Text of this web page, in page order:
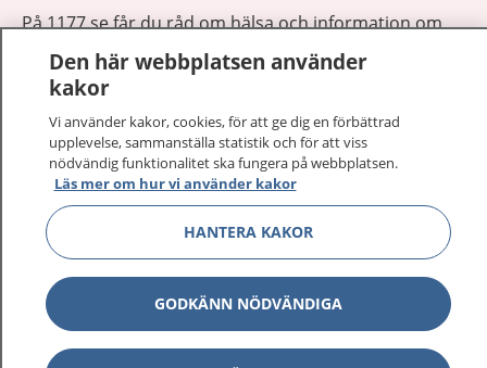
På 1177.se får du råd om hälsa och information om
sjukdomar och vilka mottagningar du kan kontakta.
Logga in för att läsa din journal och göra dina
vårdärenden. Ring telefonnummer 1177 för
sjukvårdsrådgivning dygnet runt.
1177 ger dig råd när du vill må bättre.
1177 på flera språk Visa
Om 1177 Visa
Den här webbplatsen använder
kakor
Vi använder kakor, cookies, för att ge dig en förbättrad
upplevelse, sammanställa statistik och för att viss
nödvändig funktionalitet ska fungera på webbplatsen.
Läs mer om hur vi använder kakor
HANTERA KAKOR
GODKÄNN NÖDVÄNDIGA